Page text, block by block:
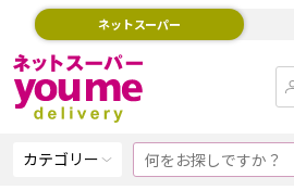
ネットスーパー
カテゴリー